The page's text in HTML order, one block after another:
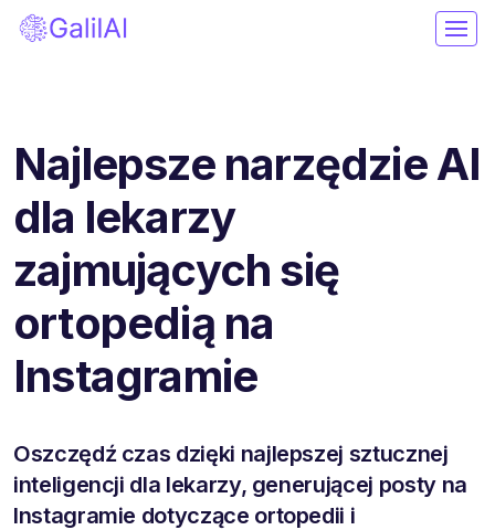
Najlepsze narzędzie AI
dla lekarzy
zajmujących się
ortopedią na
Instagramie
Oszczędź czas dzięki najlepszej sztucznej
inteligencji dla lekarzy, generującej posty na
Instagramie dotyczące ortopedii i